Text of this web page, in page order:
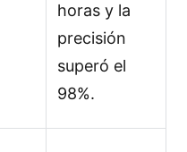
horas y la
precisión
superó el
98%.